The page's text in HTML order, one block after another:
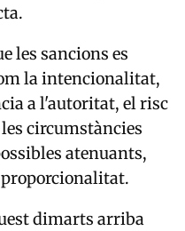
les sancions es
la intencionalitat,
a l'autoritat, el risc
circumstàncies
atenuants,
dimarts arriba